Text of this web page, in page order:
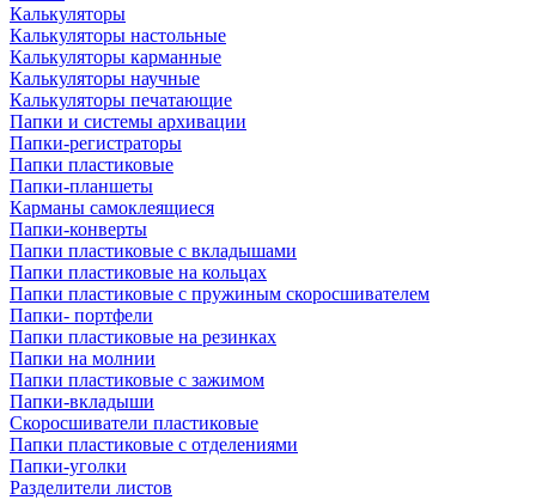
Калькуляторы
Калькуляторы настольные
Калькуляторы карманные
Калькуляторы научные
Калькуляторы печатающие
Папки и системы архивации
Папки-регистраторы
Папки пластиковые
Папки-планшеты
Карманы самоклеящиеся
Папки-конверты
Папки пластиковые с вкладышами
Папки пластиковые на кольцах
Папки пластиковые с пружиным скоросшивателем
Папки- портфели
Папки пластиковые на резинках
Папки на молнии
Папки пластиковые с зажимом
Папки-вкладыши
Скоросшиватели пластиковые
Папки пластиковые с отделениями
Папки-уголки
Разделители листов